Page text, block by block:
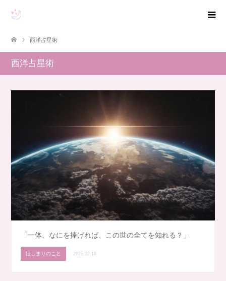
西洋占星術
西洋占星術
「一体、なにを捧げれば、この世の全てを知れる？」
ほしまりのこと 2025.02.18